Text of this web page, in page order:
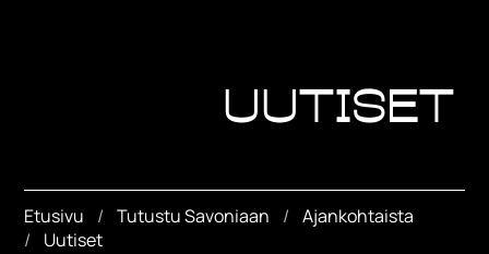
Uutiset
Etusivu Tutustu Savoniaan
Ajankohtaista
Uutiset